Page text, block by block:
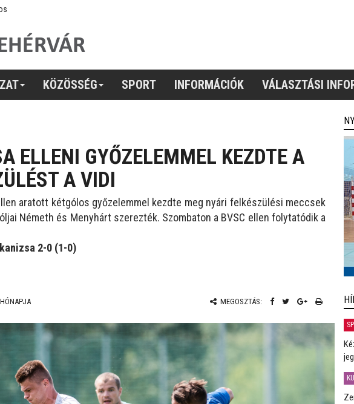
KÖZÖSSÉG SPORT INFORMÁCIÓK VÁLASZTÁSI
ELLENI GYŐZELEMMEL KEZDTE A
A VIDI
aratott kétgólos győzelemmel kezdte meg nyári felkészülési meccsek
Németh és Menyhárt szerezték. Szombaton a BVSC ellen folytatódik a
2-0 (1-0)
MEGOSZTÁS: